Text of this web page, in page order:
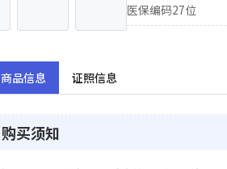
医保编码27位
商品信息 证照信息
购买须知